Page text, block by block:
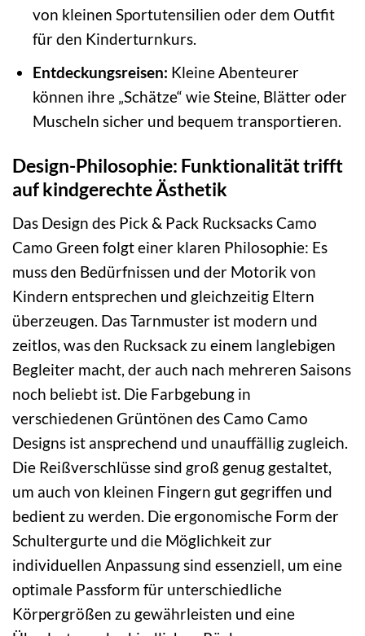
von kleinen Sportutensilien oder dem Outfit
für den Kinderturnkurs.
Entdeckungsreisen: Kleine Abenteurer
können ihre „Schätze“ wie Steine, Blätter oder
Muscheln sicher und bequem transportieren.
Design-Philosophie: Funktionalität trifft
auf kindgerechte Ästhetik
Das Design des Pick & Pack Rucksacks Camo
Camo Green folgt einer klaren Philosophie: Es
muss den Bedürfnissen und der Motorik von
Kindern entsprechen und gleichzeitig Eltern
überzeugen. Das Tarnmuster ist modern und
zeitlos, was den Rucksack zu einem langlebigen
Begleiter macht, der auch nach mehreren Saisons
noch beliebt ist. Die Farbgebung in
verschiedenen Grüntönen des Camo Camo
Designs ist ansprechend und unauffällig zugleich.
Die Reißverschlüsse sind groß genug gestaltet,
um auch von kleinen Fingern gut gegriffen und
bedient zu werden. Die ergonomische Form der
Schultergurte und die Möglichkeit zur
individuellen Anpassung sind essenziell, um eine
optimale Passform für unterschiedliche
Körpergrößen zu gewährleisten und eine